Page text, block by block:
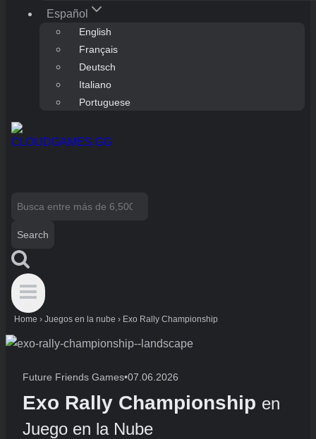
Español
English
Français
Deutsch
Italiano
Portuguese
Search
Home › Juegos en la nube › Exo Rally Championship
Future Friends Games•07.06.2026
Exo Rally Championship en
Juego en la Nube